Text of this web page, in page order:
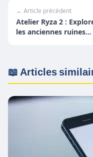
← Article précédent
Atelier Ryza 2 :
les anciennes ruines
📖 Articles